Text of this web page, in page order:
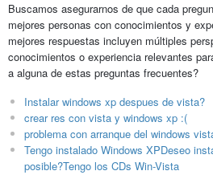
Buscamos asegurarnos de que cada
mejores personas con conocimientos y
mejores respuestas incluyen múltiples
conocimientos o experiencia relevantes
a alguna de estas preguntas frecuentes?
Instalar windows xp despues de vista?
crear res con vista y windows xp :(
problema con arranque del windows
Tengo instalado Windows XPDeseo
posible?Tengo los CDs Win-Vista